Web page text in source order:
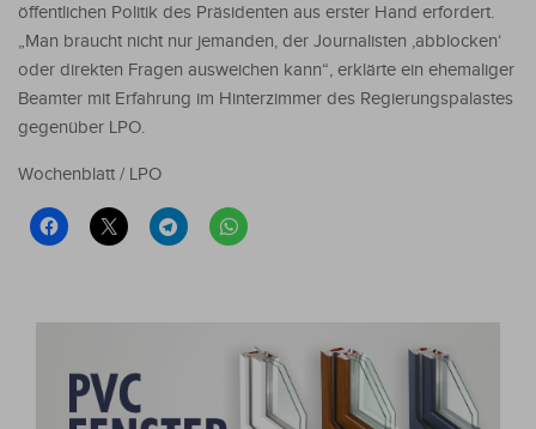
öffentlichen Politik des Präsidenten aus erster Hand erfordert.
„Man braucht nicht nur jemanden, der Journalisten ‚abblocken‘
oder direkten Fragen ausweichen kann“, erklärte ein ehemaliger
Beamter mit Erfahrung im Hinterzimmer des Regierungspalastes
gegenüber LPO.
Wochenblatt / LPO